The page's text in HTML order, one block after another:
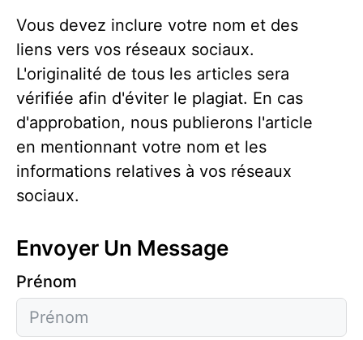
Vous devez inclure votre nom et des
liens vers vos réseaux sociaux.
L'originalité de tous les articles sera
vérifiée afin d'éviter le plagiat. En cas
d'approbation, nous publierons l'article
en mentionnant votre nom et les
informations relatives à vos réseaux
sociaux.
Envoyer Un Message
Prénom